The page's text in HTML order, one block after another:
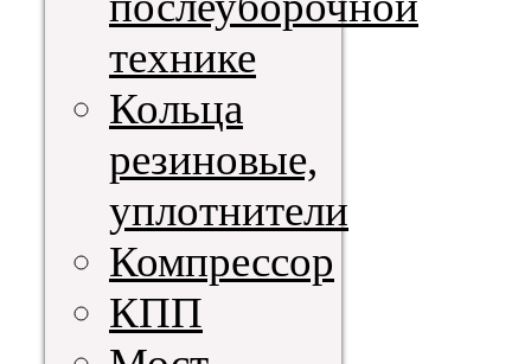
технике
Кольца
резиновые,
уплотнители
Компрессор
КПП